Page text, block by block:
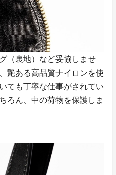
（裏地）など妥協しませ
艶ある高品質ナイロンを使
ても丁寧な仕事がされてい
ろん、中の荷物を保護しま